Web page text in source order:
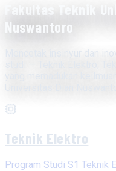
Fakultas Teknik
Nuswantoro
Mencetak insinyur dan
studi — Teknik Elektro,
Teknik Elektro
Program Studi S1 Teknik